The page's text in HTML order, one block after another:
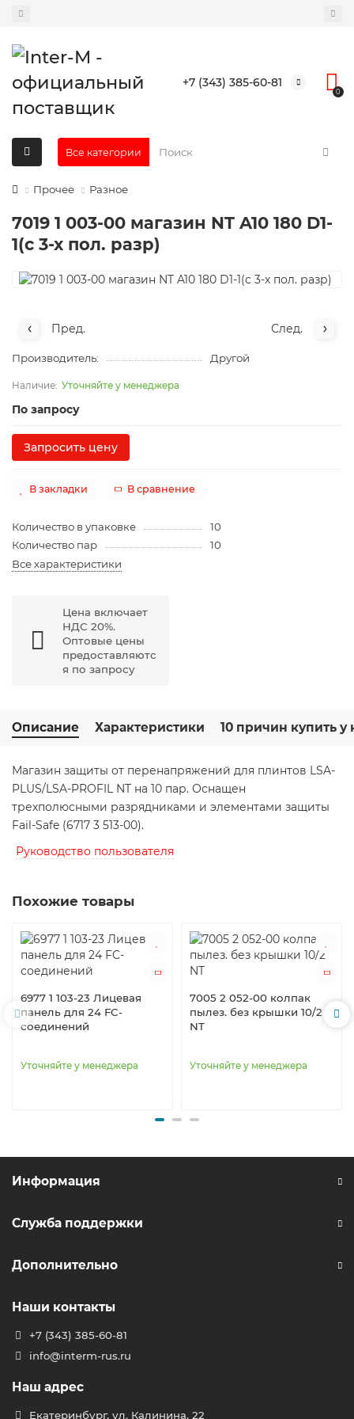
+7 (343) 385-60-81
0
Все категории
Прочее Разное
7019 1 003-00 магазин NT A10 180 D1-
1(с 3-х пол. разр)
Пред. След.
Производитель: Другой
Уточняйте у менеджера
По запросу
Запросить цену
В закладки В сравнение
Количество в упаковке
10
Количество пар
10
Все характеристики
Цена включает
НДС 20%.
Оптовые цены
предоставляютс
я по запросу
Описание Характеристики 10 причин купить у
Магазин защиты от перенапряжений для плинтов LSA-
PLUS/LSA-PROFIL NT на 10 пар. Оснащен
трехполюсными разрядниками и элементами защиты
Fail-Safe (6717 3 513-00).
Руководство пользователя
Похожие товары
6977 1 103-23 Лицевая
панель для 24 FC-
соединений
Уточняйте у менеджера
7005 2 052-00 колпак
пылез. без крышки 10/2
NT
Уточняйте у менеджера
Информация
Служба поддержки
Дополнительно
Наши контакты
+7 (343) 385-60-81
info@interm-rus.ru
Наш адрес
Екатеринбург, ул. Калинина, 22